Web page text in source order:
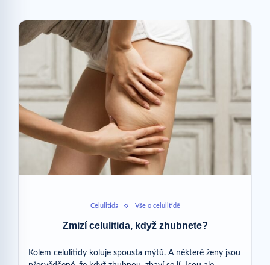
Celulitida Vše o celulitidě
Zmizí celulitida, když zhubnete?
Kolem celulitidy koluje spousta mýtů. A některé ženy jsou